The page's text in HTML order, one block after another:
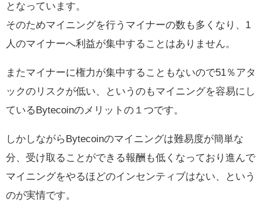
となっています。
そのためマイニングを行うマイナーの数も多くなり、1
人のマイナーへ利益が集中することはありません。
またマイナーに権力が集中することもないので51％アタ
ックのリスクが低い、というのもマイニングを容易にし
ているBytecoinのメリットの１つです。
しかしながらBytecoinのマイニングは難易度が簡単な
分、受け取ることができる報酬も低くなっており進んで
マイニングをやるほどのインセンティブはない、という
のが実情です。